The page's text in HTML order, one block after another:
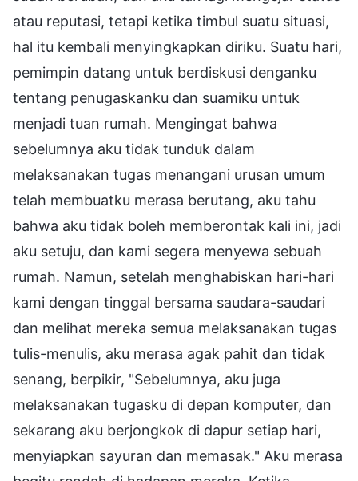
atau reputasi, tetapi ketika timbul suatu situasi,
hal itu kembali menyingkapkan diriku. Suatu hari,
pemimpin datang untuk berdiskusi denganku
tentang penugaskanku dan suamiku untuk
menjadi tuan rumah. Mengingat bahwa
sebelumnya aku tidak tunduk dalam
melaksanakan tugas menangani urusan umum
telah membuatku merasa berutang, aku tahu
bahwa aku tidak boleh memberontak kali ini, jadi
aku setuju, dan kami segera menyewa sebuah
rumah. Namun, setelah menghabiskan hari-hari
kami dengan tinggal bersama saudara-saudari
dan melihat mereka semua melaksanakan tugas
tulis-menulis, aku merasa agak pahit dan tidak
senang, berpikir, "Sebelumnya, aku juga
melaksanakan tugasku di depan komputer, dan
sekarang aku berjongkok di dapur setiap hari,
menyiapkan sayuran dan memasak." Aku merasa